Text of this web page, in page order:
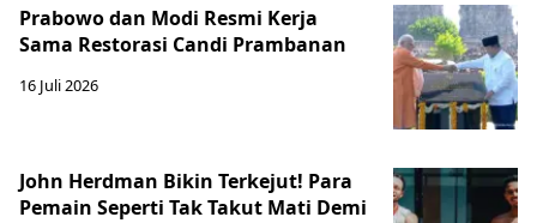
Prabowo dan Modi Resmi Kerja
Sama Restorasi Candi Prambanan
16 Juli 2026
John Herdman Bikin Terkejut! Para
Pemain Seperti Tak Takut Mati Demi